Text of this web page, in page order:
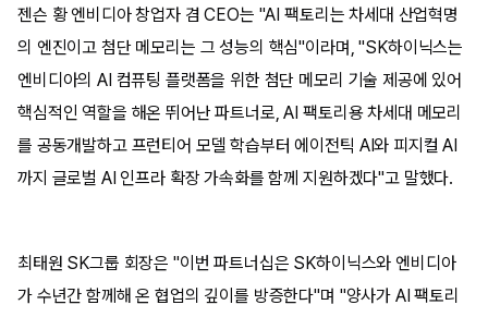
젠슨 황 엔비디아 창업자 겸 CEO는 "AI 팩토리는 차세대 산업혁명
의 엔진이고 첨단 메모리는 그 성능의 핵심"이라며, "SK하이닉스는
엔비디아의 AI 컴퓨팅 플랫폼을 위한 첨단 메모리 기술 제공에 있어
핵심적인 역할을 해온 뛰어난 파트너로, AI 팩토리용 차세대 메모리
를 공동개발하고 프런티어 모델 학습부터 에이전틱 AI와 피지컬 AI
까지 글로벌 AI 인프라 확장 가속화를 함께 지원하겠다"고 말했다.
최태원 SK그룹 회장은 "이번 파트너십은 SK하이닉스와 엔비디아
가 수년간 함께해 온 협업의 깊이를 방증한다"며 "양사가 AI 팩토리